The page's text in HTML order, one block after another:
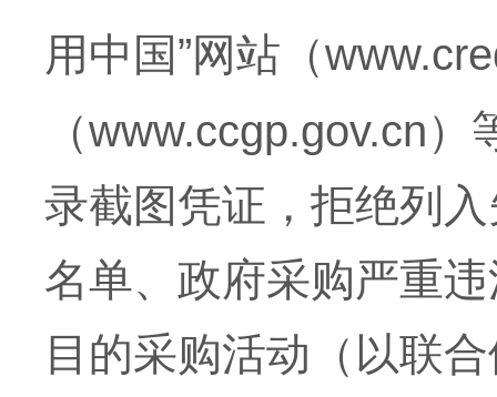
用中国”网站（
（www.ccgp.gov.cn
录截图凭证， 拒绝列入
名单、政府采购严重
目的采购活动（以联